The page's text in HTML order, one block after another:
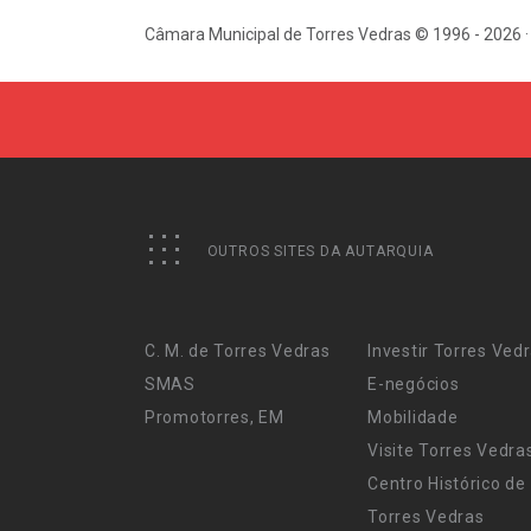
Câmara Municipal de Torres Vedras © 1996 - 2026
OUTROS SITES DA AUTARQUIA
C. M. de Torres Vedras
SMAS
Promotorres, EM
Investir Torres
E-negócios
Mobilidade
Visite Torres
Centro Histórico de
Torres Vedras